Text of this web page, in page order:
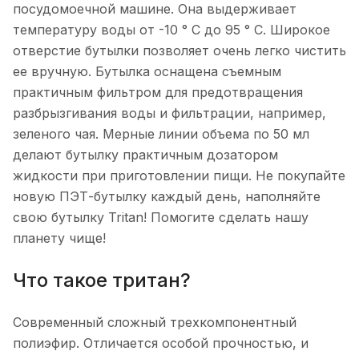
посудомоечной машине. Она выдерживает
температуру воды от -10 ° C до 95 ° C. Широкое
отверстие бутылки позволяет очень легко чистить
ее вручную. Бутылка оснащена съемным
практичным фильтром для предотвращения
разбрызгивания воды и фильтрации, например,
зеленого чая. Мерные линии объема по 50 мл
делают бутылку практичным дозатором
жидкости при приготовлении пищи. Не покупайте
новую ПЭТ-бутылку каждый день, наполняйте
свою бутылку Tritan! Помогите сделать нашу
планету чище!
Что такое тритан?
Современный сложный трехкомпонентный
полиэфир. Отличается особой прочностью, и